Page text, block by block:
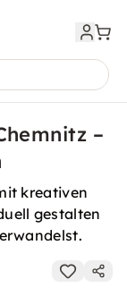
–
kreativen
gestalten